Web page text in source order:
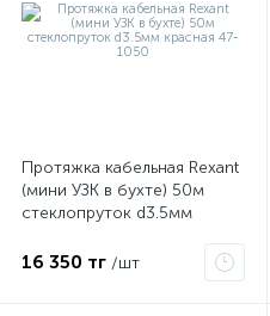
Протяжка кабельная Rexant
(мини УЗК в бухте) 50м
стеклопруток d3.5мм
16 350 тг /шт